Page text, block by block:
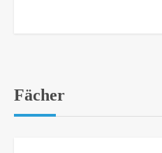
Fächer